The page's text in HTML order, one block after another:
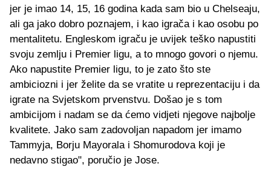
jer je imao 14, 15, 16 godina kada sam bio u Chelseaju,
ali ga jako dobro poznajem, i kao igrača i kao osobu po
mentalitetu. Engleskom igraču je uvijek teško napustiti
svoju zemlju i Premier ligu, a to mnogo govori o njemu.
Ako napustite Premier ligu, to je zato što ste
ambiciozni i jer želite da se vratite u reprezentaciju i da
igrate na Svjetskom prvenstvu. Došao je s tom
ambicijom i nadam se da ćemo vidjeti njegove najbolje
kvalitete. Jako sam zadovoljan napadom jer imamo
Tammyja, Borju Mayorala i Shomurodova koji je
nedavno stigao", poručio je Jose.